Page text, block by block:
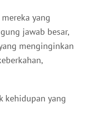
yang
jawab besar,
menginginkan
kehidupan yang